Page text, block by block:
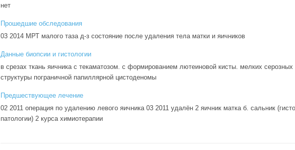
нет
Прошедшие обследования
03 2014 МРТ малого таза д-з состояние после удаления тела матки и яичников
Данные биопсии и гистологии
в срезах ткань яичника с текаматозом. с формированием лютеиновой кисты. мелких серозных
структуры пограничной папиллярной цистоденомы
Предшествующее лечение
02 2011 операция по удалению левого яичника 03 2011 удалён 2 яичник матка б. сальник
патологии) 2 курса химиотерапии